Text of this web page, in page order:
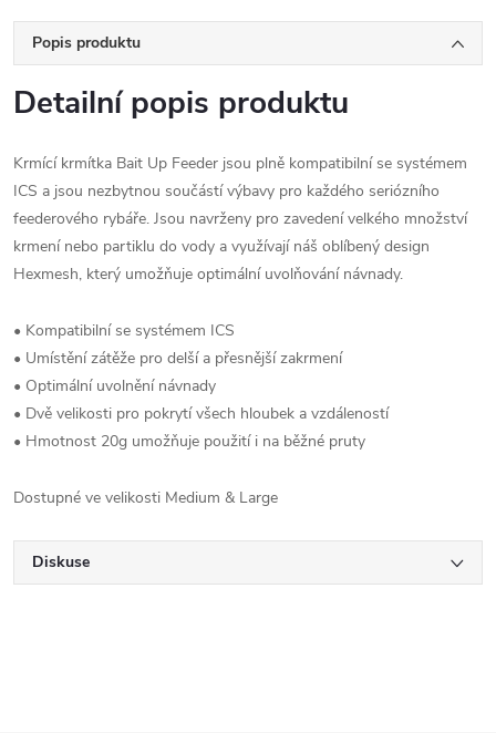
Popis produktu
Detailní popis produktu
Krmící krmítka Bait Up Feeder jsou plně kompatibilní se systémem
ICS a jsou nezbytnou součástí výbavy pro každého seriózního
feederového rybáře. Jsou navrženy pro zavedení velkého množství
krmení nebo partiklu do vody a využívají náš oblíbený design
Hexmesh, který umožňuje optimální uvolňování návnady.
• Kompatibilní se systémem ICS
• Umístění zátěže pro delší a přesnější zakrmení
• Optimální uvolnění návnady
• Dvě velikosti pro pokrytí všech hloubek a vzdáleností
• Hmotnost 20g umožňuje použití i na běžné pruty
Dostupné ve velikosti Medium & Large
Diskuse